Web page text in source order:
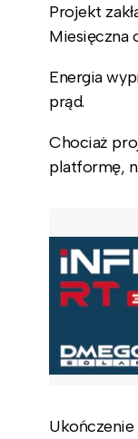
Projekt
Miesięczna
Energia
prąd.
Chociaż
platformę,